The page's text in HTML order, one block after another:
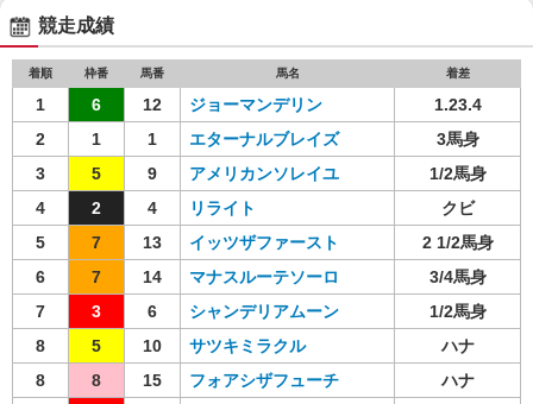
競走成績
着順 枠番 馬番 馬名 着差
1 6 12 ジョーマンデリン
1.23.4
2
1 1 エターナルブレイズ
3馬身
3
5 9 アメリカンソレイユ
1/2馬身
4
2 4 リライト
クビ
5
7 13 イッツザファースト
2 1/2馬身
6
7 14 マナスルーテソーロ
3/4馬身
7
3 6 シャンデリアムーン
1/2馬身
8
5 10 サツキミラクル
ハナ
8
8 15 フォアシザフューチ
ハナ